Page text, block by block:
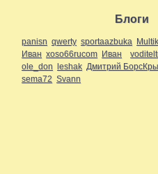
Блоги
panisn qwerty sportaazbuka Multik
Иван xoso66rucom Иван
ole_don leshak Дмитрий
sema72 Svann